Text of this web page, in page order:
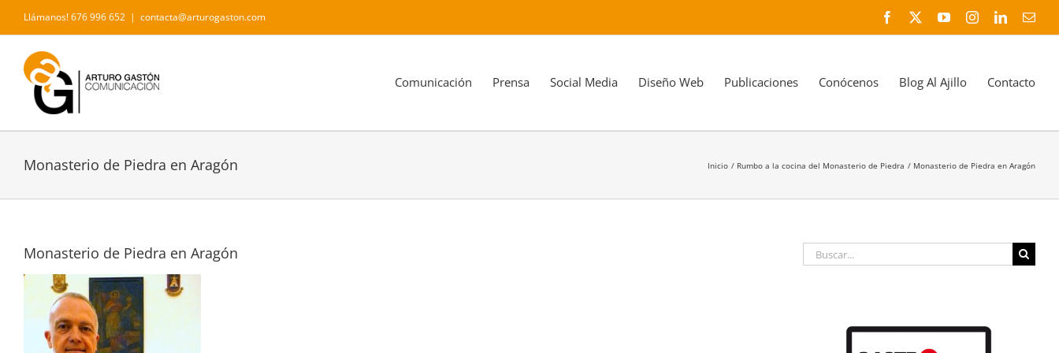
contenido
Llámanos! 676 996 652 | contacta@arturogaston.com Facebook YouTubeInstagramLinkedIn
Comunicación Prensa Social Media Diseño Web Publicaciones Conócenos Blog Al Ajillo Contacto
Monasterio de Piedra en Aragón Inicio Rumbo a la cocina del Monasterio de Piedra Monasterio de Piedra en Aragón
Monasterio de Piedra en Aragón Buscar: